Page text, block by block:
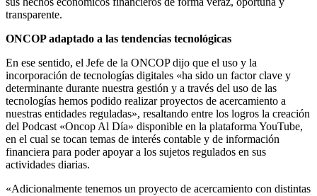
transparente.
ONCOP adaptado a las tendencias tecnológicas
En ese sentido, el Jefe de la ONCOP dijo que el uso y la
incorporación de tecnologías digitales «ha sido un factor clave y
determinante durante nuestra gestión y a través del uso de las
tecnologías hemos podido realizar proyectos de acercamiento a
nuestras entidades reguladas», resaltando entre los logros la creación
del Podcast «Oncop Al Día» disponible en la plataforma YouTube,
en el cual se tocan temas de interés contable y de información
financiera para poder apoyar a los sujetos regulados en sus
actividades diarias.
«Adicionalmente tenemos un proyecto de acercamiento con distintas